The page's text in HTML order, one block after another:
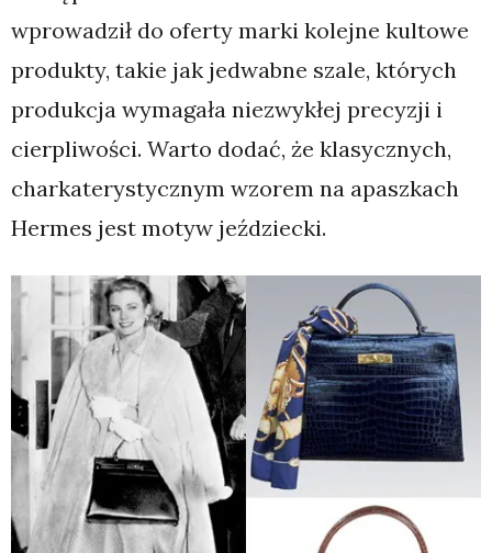
wprowadził do oferty marki kolejne kultowe
produkty, takie jak jedwabne szale, których
produkcja wymagała niezwykłej precyzji i
cierpliwości. Warto dodać, że klasycznych,
charkaterystycznym wzorem na apaszkach
Hermes jest motyw jeździecki.